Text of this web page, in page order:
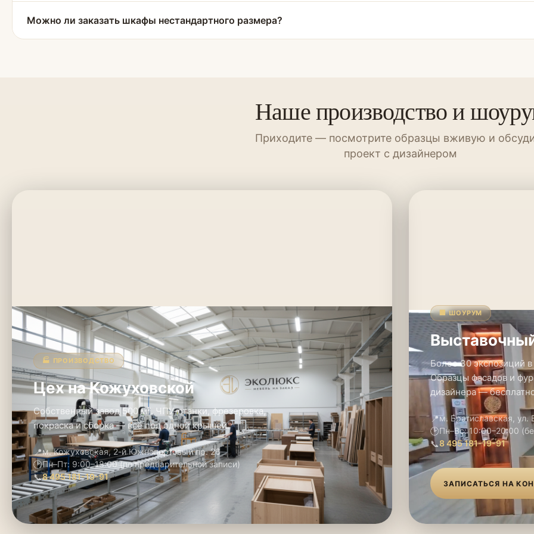
Можно ли заказать шкафы нестандартного размера?
Наше производство и
Приходите — посмотрите образцы вживую и
проект с дизайнером
🏭 ПРОИЗВОДСТВО
Цех на Кожуховской
Собственный завод 500 м². ЧПУ-станки, фрезеровка,
покраска и сборка — всё под одной крышей.
📍м. Кожуховская, 2-й Южнопортовый пр. 26
🕑Пн–Пт: 9:00–18:00 (по предварительной записи)
📞8 495 181-19-91
🏢 ШОУРУМ
Более 30 экспозиций
Образцы фасадов и
дизайнера —
📍м. Братиславская, ул.
🕑Пн–Вс: 10:00–20:00
📞8 495 181-19-91
ЗАПИСАТЬСЯ НА